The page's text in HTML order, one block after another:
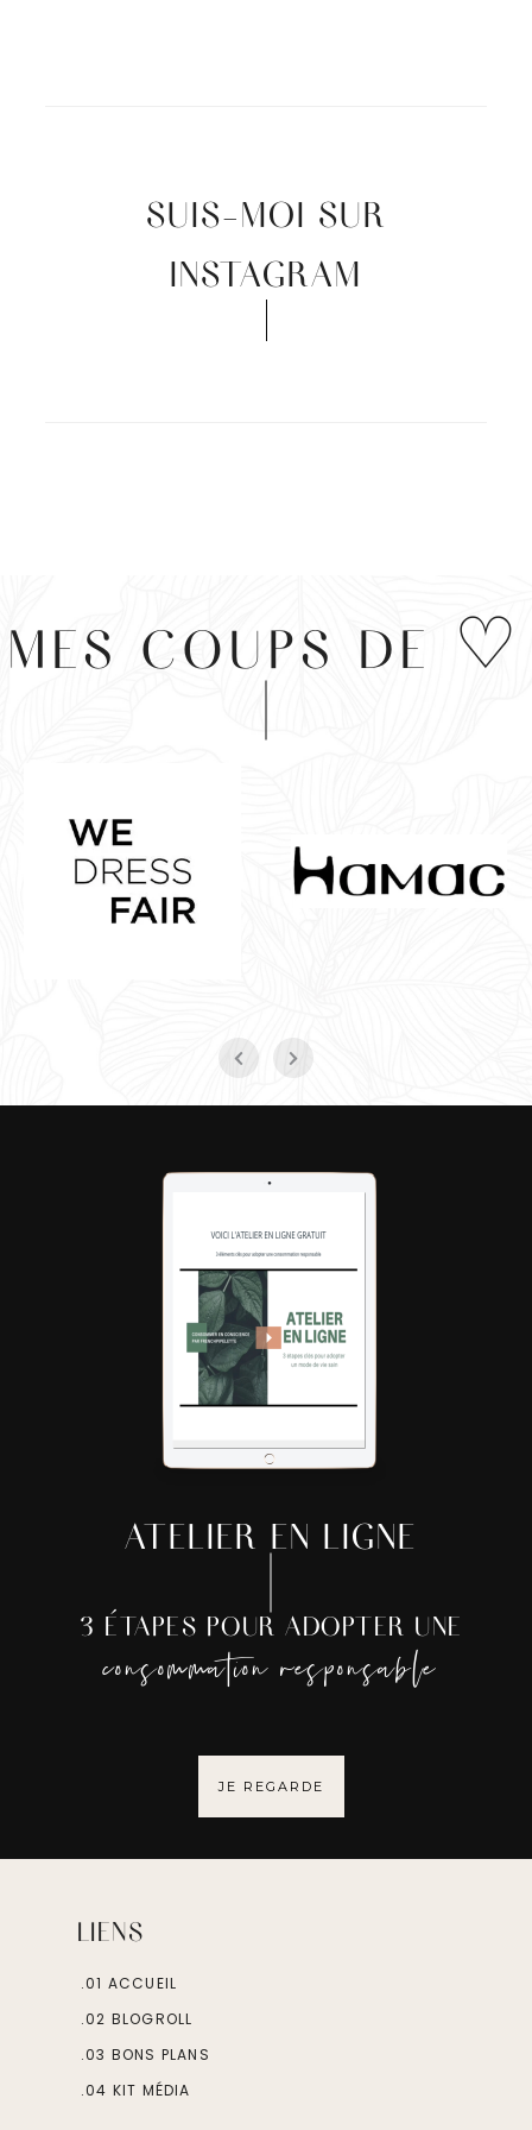
SUIS-MOI SUR
INSTAGRAM
MES COUPS DE ♡
ATELIER EN LIGNE
3 ÉTAPES POUR ADOPTER UNE
consommation responsable
JE REGARDE
LIENS
.01 ACCUEIL
.02 BLOGROLL
.03 BONS PLANS
.04 KIT MÉDIA